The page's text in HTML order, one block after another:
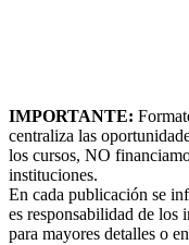
IMPORTANTE:
centraliza las
los cursos, NO
instituciones.
En cada publicación se
es responsabilidad de los
para mayores detalles o